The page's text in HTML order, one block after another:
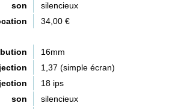
son
silencieux
34,00 €
16mm
1,37 (simple écran)
18 ips
son
silencieux